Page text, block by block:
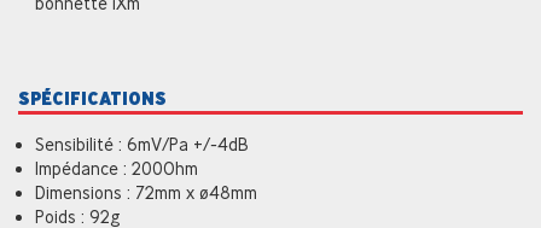
SPÉCIFICATIONS
Sensibilité : 6mV/Pa +/-4dB
Impédance : 200Ohm
Dimensions : 72mm x ø48mm
Poids : 92g